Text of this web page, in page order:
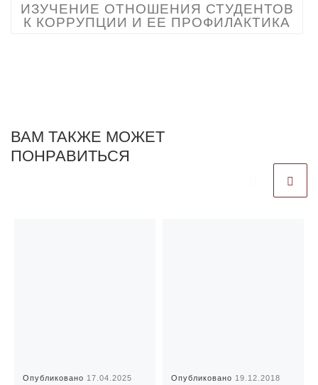
ИЗУЧЕНИЕ ОТНОШЕНИЯ СТУДЕНТОВ
К КОРРУПЦИИ И ЕЕ ПРОФИЛАКТИКА
ВАМ ТАКЖЕ МОЖЕТ
ПОНРАВИТЬСЯ
Опубликовано 17.04.2025 Опубликовано 19.12.2018